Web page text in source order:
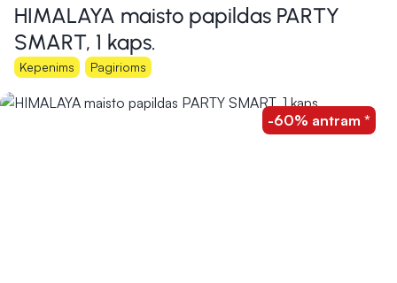
HIMALAYA maisto papildas PARTY
SMART, 1 kaps.
Kepenims Pagirioms
-60% antram *